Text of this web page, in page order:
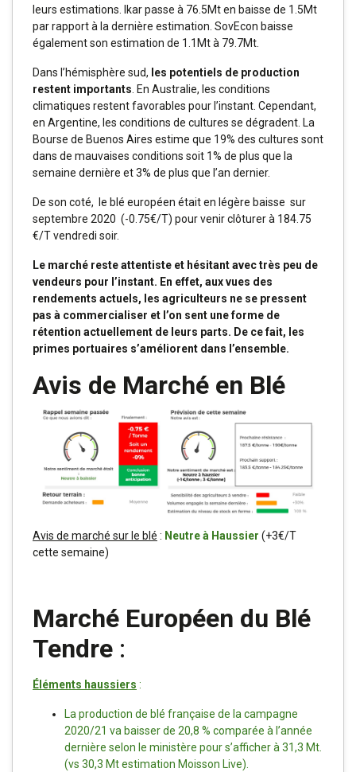
leurs estimations. Ikar passe à 76.5Mt en baisse de 1.5Mt
par rapport à la dernière estimation. SovEcon baisse
également son estimation de 1.1Mt à 79.7Mt.
Dans l’hémisphère sud, les potentiels de production
restent importants . En Australie, les conditions
climatiques restent favorables pour l’instant. Cependant,
en Argentine, les conditions de cultures se dégradent. La
Bourse de Buenos Aires estime que 19% des cultures sont
dans de mauvaises conditions soit 1% de plus que la
semaine dernière et 3% de plus que l’an dernier.
De son coté, le blé européen était en légère baisse sur
septembre 2020 (-0.75€/T) pour venir clôturer à 184.75
€/T vendredi soir.
Le marché reste attentiste et hésitant avec très peu de
vendeurs pour l’instant. En effet, aux vues des
rendements actuels, les agriculteurs ne se pressent
pas à commercialiser et l’on sent une forme de
rétention actuellement de leurs parts. De ce fait, les
primes portuaires s’améliorent dans l’ensemble.
Avis de Marché en Blé
Avis de marché sur le blé : Neutre à Haussier (+3€/T
cette semaine)
Marché Européen du Blé
Tendre :
Éléments haussiers :
La production de blé française de la campagne
2020/21 va baisser de 20,8 % comparée à l’année
dernière selon le ministère pour s’afficher à 31,3 Mt.
(vs 30,3 Mt estimation Moisson Live).